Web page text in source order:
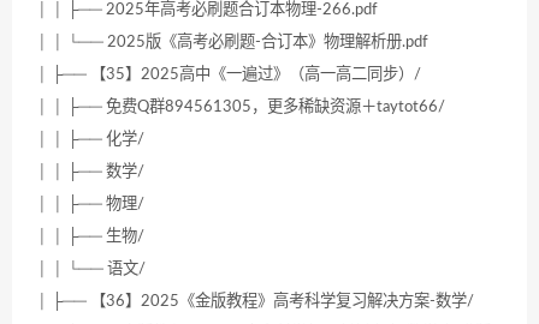
│ │ ├── 2025年高考必刷题合订本物理-266.pdf
│ │ └── 2025版《高考必刷题-合订本》物理解析册.pdf
│ ├── 【35】2025高中《一遍过》（高一高二同步）/
│ │ ├── 免费Q群894561305，更多稀缺资源＋taytot66/
│ │ ├── 化学/
│ │ ├── 数学/
│ │ ├── 物理/
│ │ ├── 生物/
│ │ └── 语文/
│ ├── 【36】2025《金版教程》高考科学复习解决方案-数学/